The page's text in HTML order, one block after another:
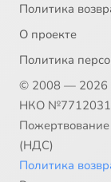
Политика
О проекте
Политика
© 2008 — 2026
НКО
Пожертвование
(НДС)
Политика